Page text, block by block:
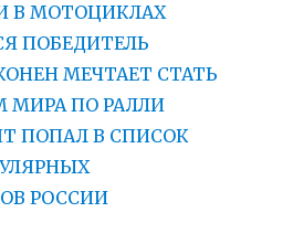
В МОТОЦИКЛАХ
ПОБЕДИТЕЛЬ
МЕЧТАЕТ СТАТЬ
ПО РАЛЛИ
ПОПАЛ В СПИСОК
РОССИИ